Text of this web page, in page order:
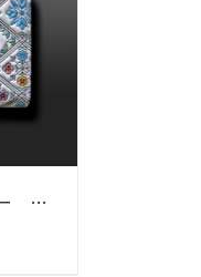
二つ折りファスナー ふくろう柄